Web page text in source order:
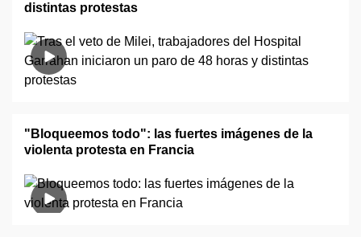
distintas protestas
"Bloqueemos todo": las fuertes imágenes de la
violenta protesta en Francia